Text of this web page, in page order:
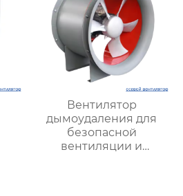
Вентилятор
дымоудаления для
безопасной
вентиляции и